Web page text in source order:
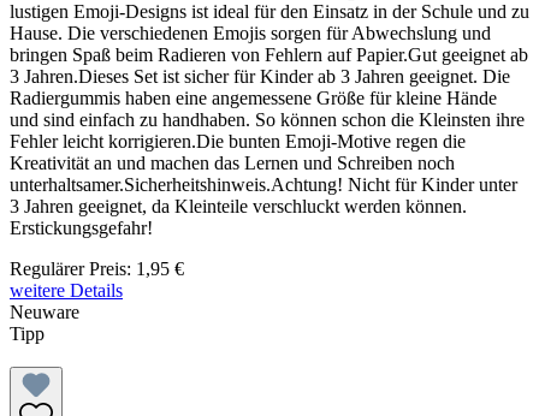
lustigen Emoji-Designs ist ideal für den Einsatz in der Schule und zu
Hause. Die verschiedenen Emojis sorgen für Abwechslung und
bringen Spaß beim Radieren von Fehlern auf Papier.Gut geeignet ab
3 Jahren.Dieses Set ist sicher für Kinder ab 3 Jahren geeignet. Die
Radiergummis haben eine angemessene Größe für kleine Hände
und sind einfach zu handhaben. So können schon die Kleinsten ihre
Fehler leicht korrigieren.Die bunten Emoji-Motive regen die
Kreativität an und machen das Lernen und Schreiben noch
unterhaltsamer.Sicherheitshinweis.Achtung! Nicht für Kinder unter
3 Jahren geeignet, da Kleinteile verschluckt werden können.
Erstickungsgefahr!
Regulärer Preis: 1,95 €
weitere Details
Neuware
Tipp